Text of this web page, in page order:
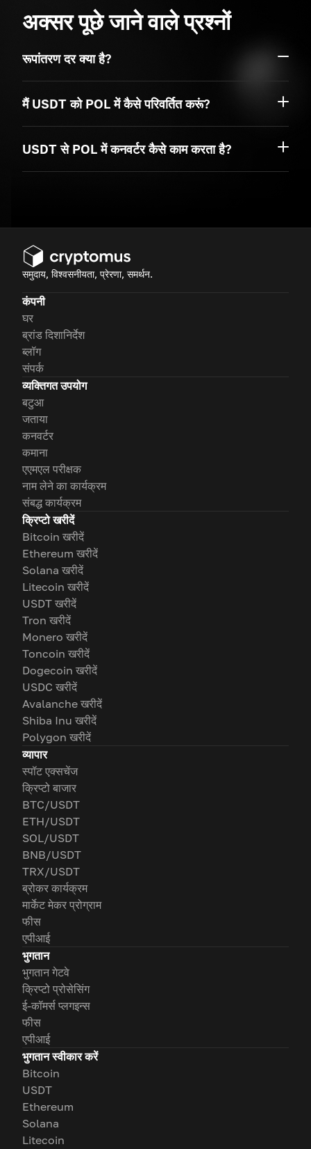
अक्सर पूछे जाने वाले प्रश्नों
रूपांतरण दर क्या है?
मैं USDT को POL में कैसे परिवर्तित करूं?
USDT से POL में कनवर्टर कैसे काम करता है?
समुदाय, विश्वसनीयता, प्रेरणा, समर्थन.
कंपनी
घर
ब्रांड दिशानिर्देश
ब्लॉग
संपर्क
व्यक्तिगत उपयोग
बटुआ
जताया
कनवर्टर
कमाना
एएमएल परीक्षक
नाम लेने का कार्यक्रम
संबद्ध कार्यक्रम
क्रिप्टो खरीदें
Bitcoin खरीदें
Ethereum खरीदें
Solana खरीदें
Litecoin खरीदें
USDT खरीदें
Tron खरीदें
Monero खरीदें
Toncoin खरीदें
Dogecoin खरीदें
USDC खरीदें
Avalanche खरीदें
Shiba Inu खरीदें
Polygon खरीदें
व्यापार
स्पॉट एक्सचेंज
क्रिप्टो बाजार
BTC/USDT
ETH/USDT
SOL/USDT
BNB/USDT
TRX/USDT
ब्रोकर कार्यक्रम
मार्केट मेकर प्रोग्राम
फीस
एपीआई
भुगतान
भुगतान गेटवे
क्रिप्टो प्रोसेसिंग
ई-कॉमर्स प्लगइन्स
फीस
एपीआई
भुगतान स्वीकार करें
Bitcoin
USDT
Ethereum
Solana
Litecoin